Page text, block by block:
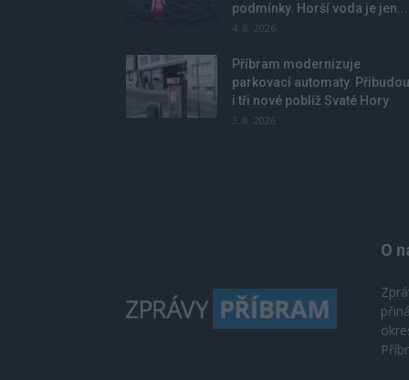
podmínky. Horší voda je jen...
4. 8. 2026
Příbram modernizuje
parkovací automaty. Přibudou
i tři nové poblíž Svaté Hory
3. 8. 2026
O